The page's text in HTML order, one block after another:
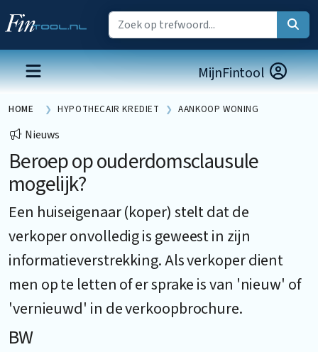
MijnFintool
HOME HYPOTHECAIR KREDIET AANKOOP WONING
Nieuws
Beroep op ouderdomsclausule
mogelijk?
Een huiseigenaar (koper) stelt dat de
verkoper onvolledig is geweest in zijn
informatieverstrekking. Als verkoper dient
men op te letten of er sprake is van 'nieuw' of
'vernieuwd' in de verkoopbrochure.
BW